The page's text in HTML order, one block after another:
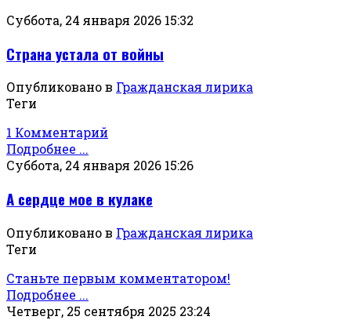
Суббота, 24 января 2026 15:32
Страна устала от войны
Опубликовано в Гражданская лирика
Теги
1 Комментарий
Подробнее ...
Суббота, 24 января 2026 15:26
А сердце мое в кулаке
Опубликовано в Гражданская лирика
Теги
Станьте первым комментатором!
Подробнее ...
Четверг, 25 сентября 2025 23:24